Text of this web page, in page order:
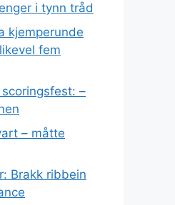
i tynn tråd
kjemperunde
fem
–
– måtte
Brakk ribbein